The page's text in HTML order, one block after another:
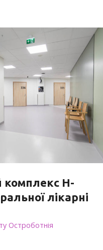
Н-
лікарні
Остроботнія